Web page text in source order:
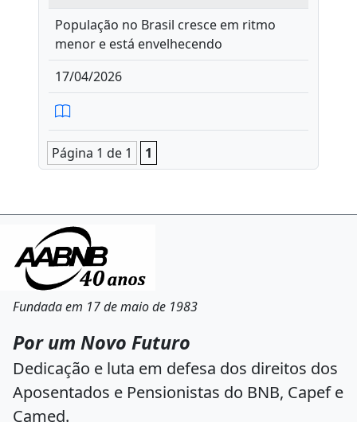
População no Brasil cresce em ritmo
menor e está envelhecendo
17/04/2026
Página 1 de 1 1
Fundada em 17 de maio de 1983
Por um Novo Futuro
Dedicação e luta em defesa dos direitos dos
Aposentados e Pensionistas do BNB, Capef e
Camed.